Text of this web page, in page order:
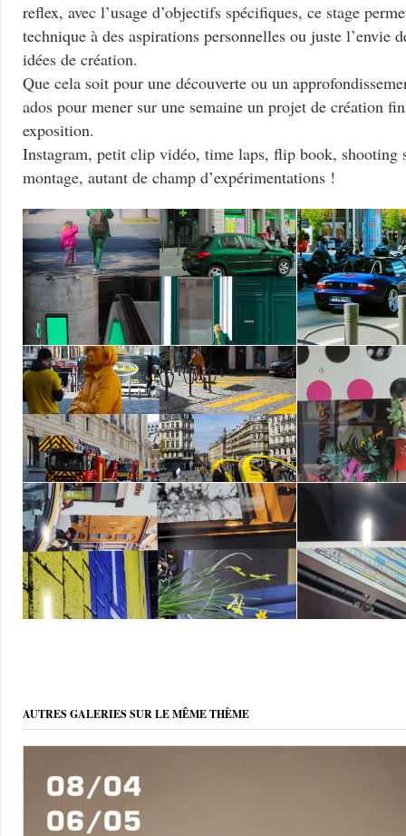
reflex, avec l’usage d’objectifs spécifiques, ce stage
technique à des aspirations personnelles ou juste l’envie
idées de création.
Que cela soit pour une découverte ou un
ados pour mener sur une semaine un projet de création
exposition.
Instagram, petit clip vidéo, time laps, flip book, shooting
montage, autant de champ d’expérimentations !
AUTRES GALERIES SUR LE MÊME THÈME